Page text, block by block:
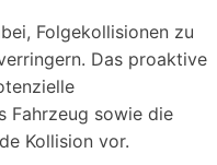
Folgekollisionen zu
Das proaktive
Fahrzeug sowie die
Kollision vor.